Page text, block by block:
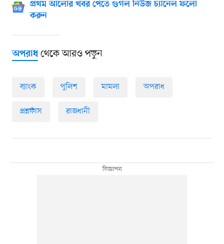
প্রথম আলোর খবর পেতে গুগল নিউজ চ্যানেল ফলো
করুন
অপরাধথেকে আরও পড়ুন
ব্যাংক পুলিশ মামলা অপরাধ
প্রশ্নফাঁস রাজধানী